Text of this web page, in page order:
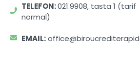
TELEFON:021.9908, tasta 1 (tarif
normal)
EMAIL: